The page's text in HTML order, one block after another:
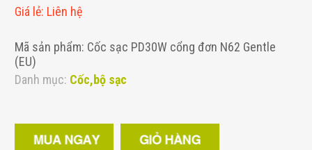
Giá lẻ: Liên hệ
Mã sản phẩm: Cốc sạc PD30W cổng đơn N62 Gentle
(EU)
Danh mục: Cốc,bộ sạc